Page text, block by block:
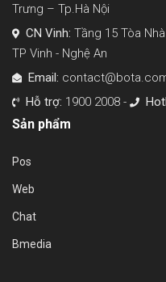
Trưng – Tp.Hà Nội
CN Vinh: Tầng 15 Tòa
TP Vinh - Nghệ An
Email:
Hỗ trợ: 1900 2008 -
Sản phẩm
Pos
Web
Chat
Bmedia